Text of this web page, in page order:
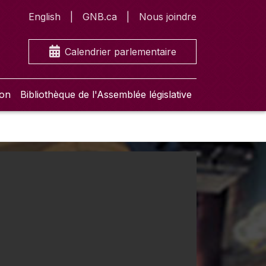
English GNB.ca Nous joindre
Calendrier parlementaire
Bibliothèque de l'Assemblée législative